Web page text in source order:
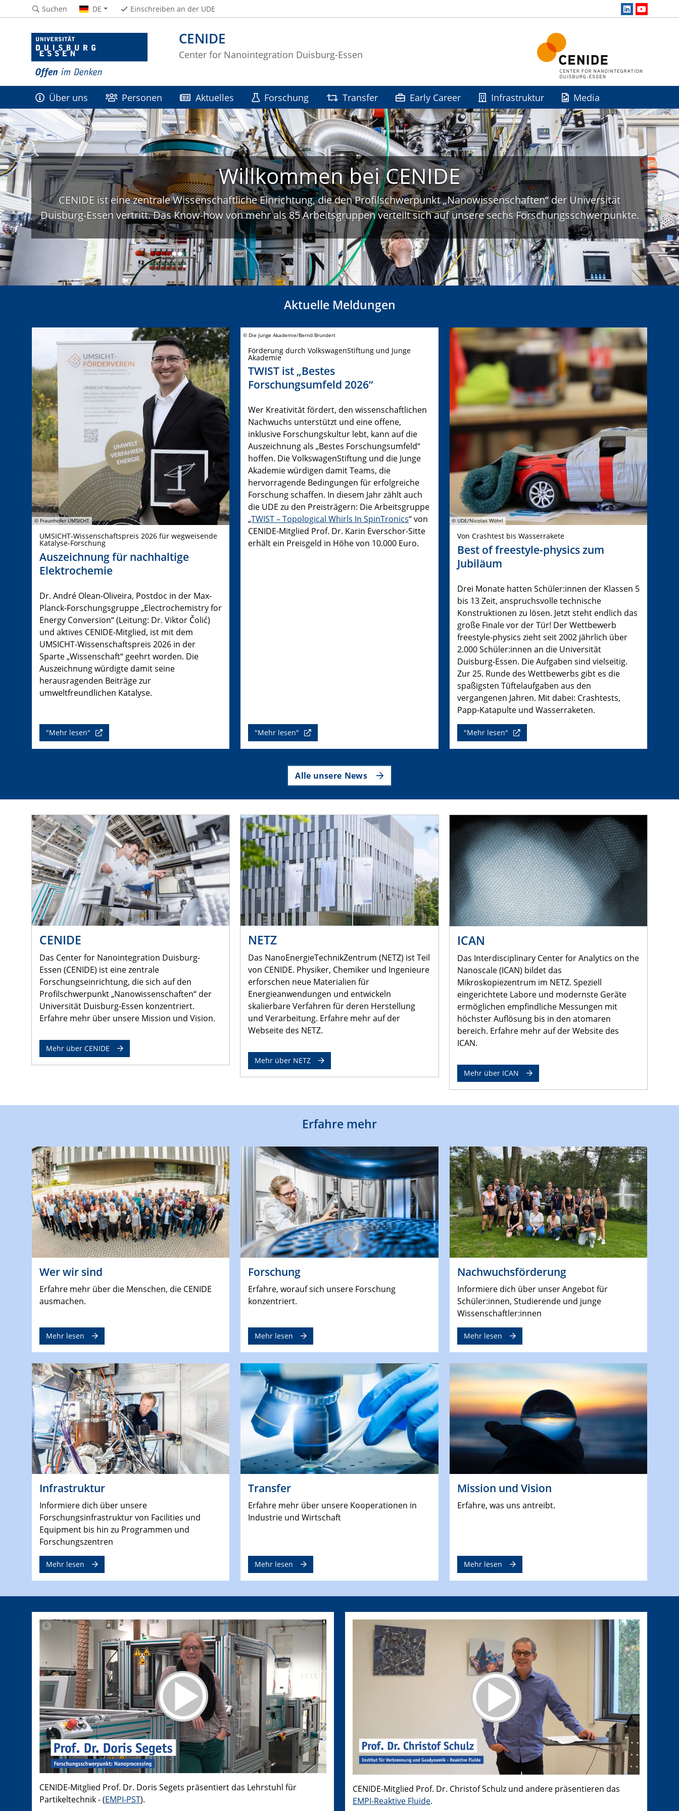
CENIDE
Center for Nanointegration Duisburg-Essen
Suchen DE Einschreiben an der UDE
Über uns Personen Aktuelles Forschung Transfer Early Career Infrastruktur Media
Willkommen bei CENIDE
CENIDE ist eine zentrale Wissenschaftliche Einrichtung, die den Profilschwerpunkt „Nanowissenschaften“ der Universität
Duisburg-Essen vertritt. Das Know-how von mehr als 85 Arbeitsgruppen verteilt sich auf unsere sechs Forschungsschwerpunkte.
Aktuelle Meldungen
© Fraunhofer UMSICHT
UMSICHT-Wissenschaftspreis 2026 für wegweisende
Katalyse-Forschung
Auszeichnung für nachhaltige
Elektrochemie
Dr. André Olean-Oliveira, Postdoc in der Max-
Planck-Forschungsgruppe „Electrochemistry for
Energy Conversion“ (Leitung: Dr. Viktor Čolić)
und aktives CENIDE-Mitglied, ist mit dem
UMSICHT-Wissenschaftspreis 2026 in der
Sparte „Wissenschaft“ geehrt worden. Die
Auszeichnung würdigte damit seine
herausragenden Beiträge zur
umweltfreundlichen Katalyse.
"Mehr lesen"
© Die Junge Akademie/Bernd Brundert
Förderung durch VolkswagenStiftung und Junge
Akademie
TWIST ist „Bestes
Forschungsumfeld 2026“
Wer Kreativität fördert, den wissenschaftlichen
Nachwuchs unterstützt und eine offene,
inklusive Forschungskultur lebt, kann auf die
Auszeichnung als „Bestes Forschungsumfeld“
hoffen. Die VolkswagenStiftung und die Junge
Akademie würdigen damit Teams, die
hervorragende Bedingungen für erfolgreiche
Forschung schaffen. In diesem Jahr zählt auch
die UDE zu den Preisträgern: Die Arbeitsgruppe
„TWIST – Topological Whirls In SpinTronics“ von
CENIDE-Mitglied Prof. Dr. Karin Everschor-Sitte
erhält ein Preisgeld in Höhe von 10.000 Euro.
"Mehr lesen"
© UDE/Nicolas Wöhrl
Von Crashtest bis Wasserrakete
Best of freestyle-physics zum
Jubiläum
Drei Monate hatten Schüler:innen der Klassen 5
bis 13 Zeit, anspruchsvolle technische
Konstruktionen zu lösen. Jetzt steht endlich das
große Finale vor der Tür! Der Wettbewerb
freestyle-physics zieht seit 2002 jährlich über
2.000 Schüler:innen an die Universität
Duisburg-Essen. Die Aufgaben sind vielseitig.
Zur 25. Runde des Wettbewerbs gibt es die
spaßigsten Tüftelaufgaben aus den
vergangenen Jahren. Mit dabei: Crashtests,
Papp-Katapulte und Wasserraketen.
"Mehr lesen"
Alle unsere News
CENIDE
Das Center for Nanointegration Duisburg-
Essen (CENIDE) ist eine zentrale
Forschungseinrichtung, die sich auf den
Profilschwerpunkt „Nanowissenschaften“ der
Universität Duisburg-Essen konzentriert.
Erfahre mehr über unsere Mission und Vision.
Mehr über CENIDE
NETZ
Das NanoEnergieTechnikZentrum (NETZ) ist Teil
von CENIDE. Physiker, Chemiker und Ingenieure
erforschen neue Materialien für
Energieanwendungen und entwickeln
skalierbare Verfahren für deren Herstellung
und Verarbeitung. Erfahre mehr auf der
Webseite des NETZ.
Mehr über NETZ
ICAN
Das Interdisciplinary Center for Analytics on the
Nanoscale (ICAN) bildet das
Mikroskopiezentrum im NETZ. Speziell
eingerichtete Labore und modernste Geräte
ermöglichen empfindliche Messungen mit
höchster Auflösung bis in den atomaren
bereich. Erfahre mehr auf der Website des
ICAN.
Mehr über ICAN
Erfahre mehr
Wer wir sind
Erfahre mehr über die Menschen, die CENIDE
ausmachen.
Mehr lesen
Forschung
Erfahre, worauf sich unsere Forschung
konzentriert.
Mehr lesen
Nachwuchsförderung
Informiere dich über unser Angebot für
Schüler:innen, Studierende und junge
Wissenschaftler:innen
Mehr lesen
Infrastruktur
Informiere dich über unsere
Forschungsinfrastruktur von Facilities und
Equipment bis hin zu Programmen und
Forschungszentren
Mehr lesen
Transfer
Erfahre mehr über unsere Kooperationen in
Industrie und Wirtschaft
Mehr lesen
Mission und Vision
Erfahre, was uns antreibt.
Mehr lesen
CENIDE-Mitglied Prof. Dr. Doris Segets präsentiert das Lehrstuhl für
Partikeltechnik - (EMPI-PST).
CENIDE-Mitglied Prof. Dr. Christof Schulz und andere präsentieren das
EMPI-Reaktive Fluide.